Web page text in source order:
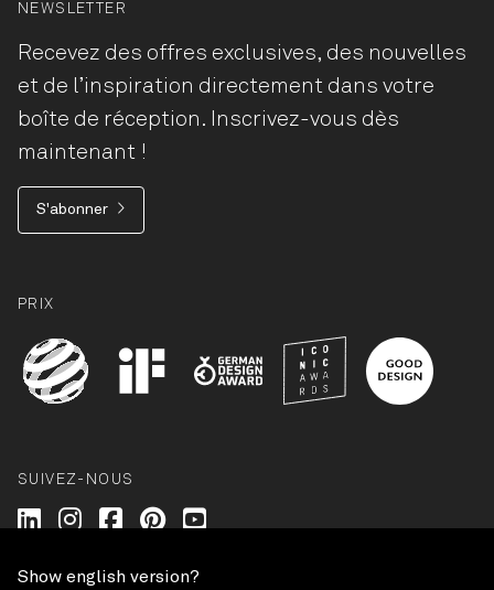
NEWSLETTER
Recevez des offres exclusives, des nouvelles
et de l’inspiration directement dans votre
boîte de réception. Inscrivez-vous dès
maintenant !
S'abonner
PRIX
SUIVEZ-NOUS
Wilkhahn @ LinkedIn
Wilkhahn @ Instagram
Wilkhahn @ Facebook
Wilkhahn @ Pinterest
Show english version?